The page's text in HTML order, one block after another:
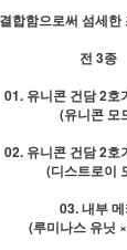
합함으로써 섬세
전 3종
01. 유니콘 건담 2호
(유니콘 모
02. 유니콘 건담 2호
(디스트로이
03. 내부
(루미나스 유닛